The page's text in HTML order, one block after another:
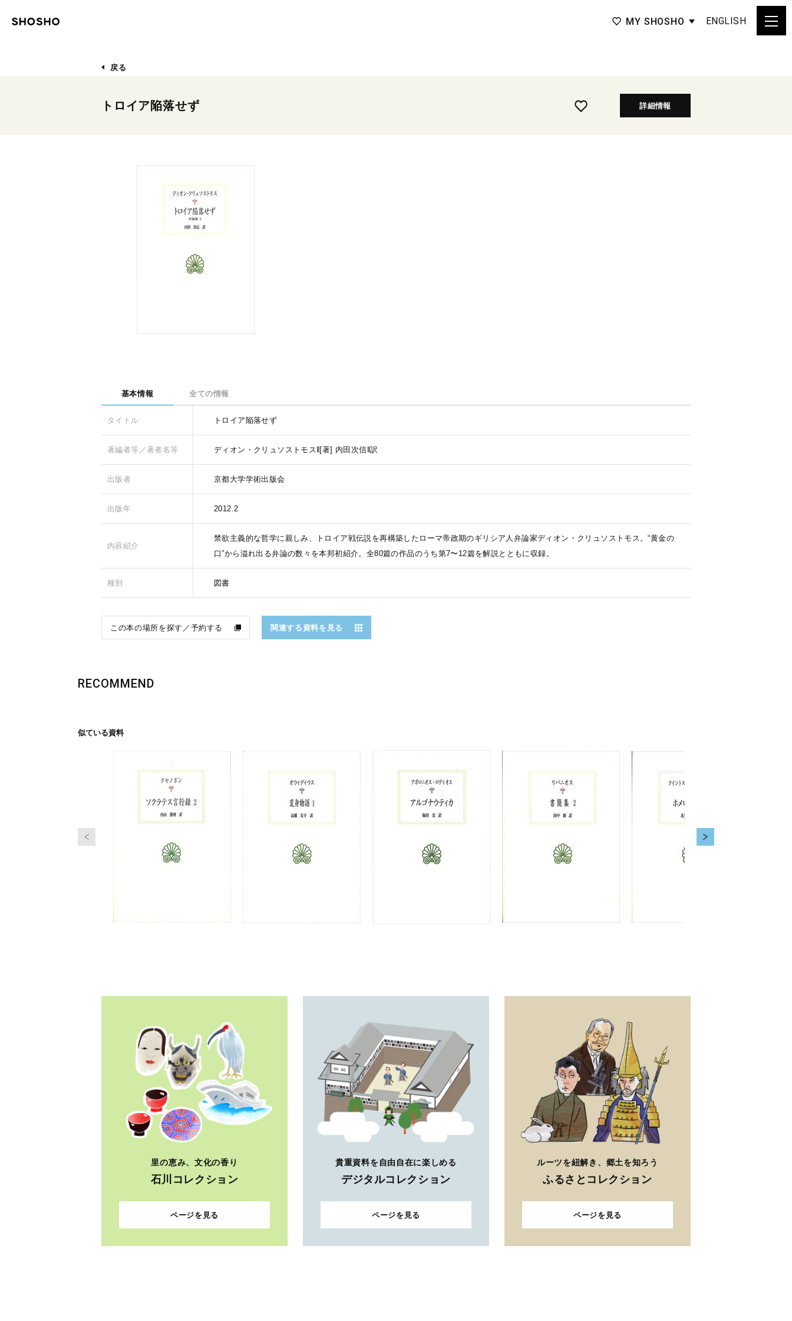
MY SHOSHO ENGLISH
戻る
トロイア陥落せず 詳細情報
基本情報 全ての情報
タイトル トロイア陥落せず
著編者等／著者名等 ディオン・クリュソストモス‖[著] 内田次信‖訳
出版者 京都大学学術出版会
出版年 2012.2
内容紹介
禁欲主義的な哲学に親しみ、トロイア戦伝説を再構築したローマ帝政期のギリシア人弁論家ディオン・クリュソストモス。“黄金の
口”から溢れ出る弁論の数々を本邦初紹介。全80篇の作品のうち第7〜12篇を解説とともに収録。
種別 図書
この本の場所を探す／予約する 関連する資料を見る
RECOMMEND
似ている資料
里の恵み、文化の香り
石川コレクション
ページを見る
貴重資料を自由自在に楽しめる
デジタルコレクション
ページを見る
ルーツを紐解き、郷土を知ろう
ふるさとコレクション
ページを見る